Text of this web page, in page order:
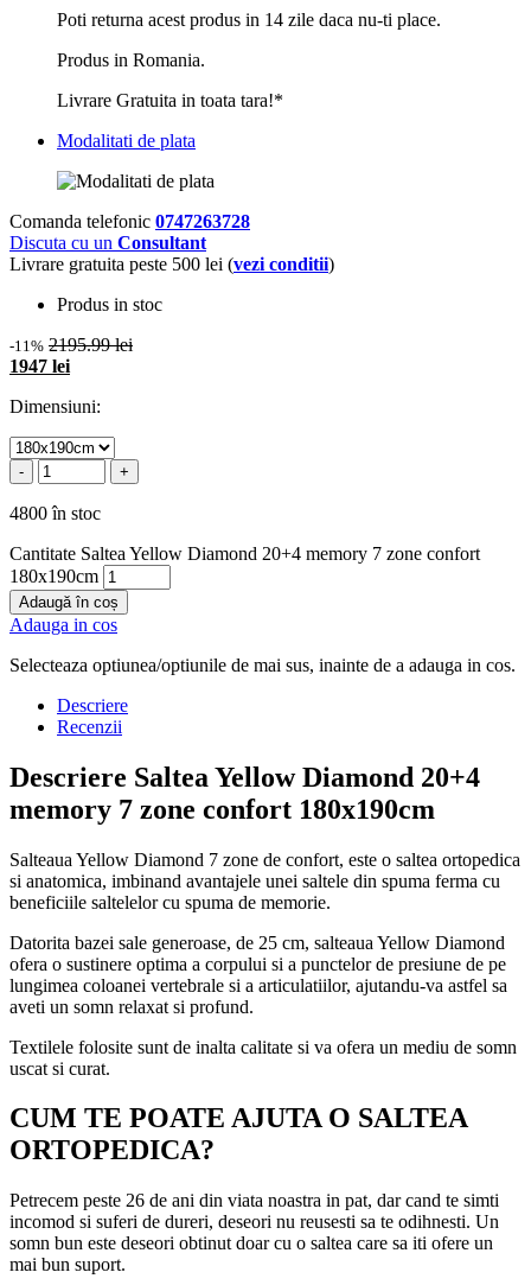
Poti returna acest produs in 14 zile daca nu-ti place.
Produs in Romania.
Livrare Gratuita in toata tara!*
Modalitati de plata
Comanda telefonic 0747263728
Discuta cu un Consultant
Livrare gratuita peste 500 lei (vezi conditii)
Produs in stoc
-11% 2195.99 lei
1947 lei
Dimensiuni:
- +
4800 în stoc
Cantitate Saltea Yellow Diamond 20+4 memory 7 zone confort
180x190cm
Adaugă în coș
Adauga in cos
Selecteaza optiunea/optiunile de mai sus, inainte de a adauga in cos.
Descriere
Recenzii
Descriere Saltea Yellow Diamond 20+4
memory 7 zone confort 180x190cm
Salteaua Yellow Diamond 7 zone de confort, este o saltea ortopedica
si anatomica, imbinand avantajele unei saltele din spuma ferma cu
beneficiile saltelelor cu spuma de memorie.
Datorita bazei sale generoase, de 25 cm, salteaua Yellow Diamond
ofera o sustinere optima a corpului si a punctelor de presiune de pe
lungimea coloanei vertebrale si a articulatiilor, ajutandu-va astfel sa
aveti un somn relaxat si profund.
Textilele folosite sunt de inalta calitate si va ofera un mediu de somn
uscat si curat.
CUM TE POATE AJUTA O SALTEA
ORTOPEDICA?
Petrecem peste 26 de ani din viata noastra in pat, dar cand te simti
incomod si suferi de dureri, deseori nu reusesti sa te odihnesti. Un
somn bun este deseori obtinut doar cu o saltea care sa iti ofere un
mai bun suport.